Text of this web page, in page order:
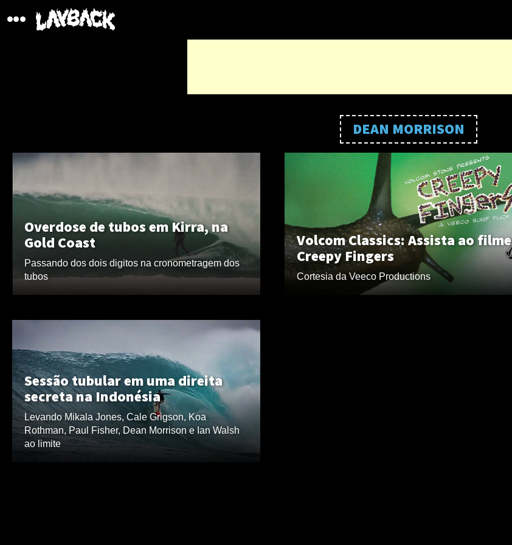
DEAN MORRISON
Overdose de tubos em Kirra, na
Gold Coast
Passando dos dois digitos na cronometragem dos
tubos
Volcom Classics: Assista ao filme
Creepy Fingers
Cortesia da Veeco Productions
Sessão tubular em uma direita
secreta na Indonésia
Levando Mikala Jones, Cale Grigson, Koa
Rothman, Paul Fisher, Dean Morrison e Ian Walsh
ao limite